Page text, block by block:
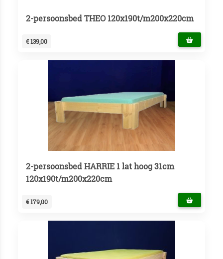
2-persoonsbed THEO 120x190t/m200x220cm
€ 139,00
2-persoonsbed HARRIE 1 lat hoog 31cm
120x190t/m200x220cm
€ 179,00